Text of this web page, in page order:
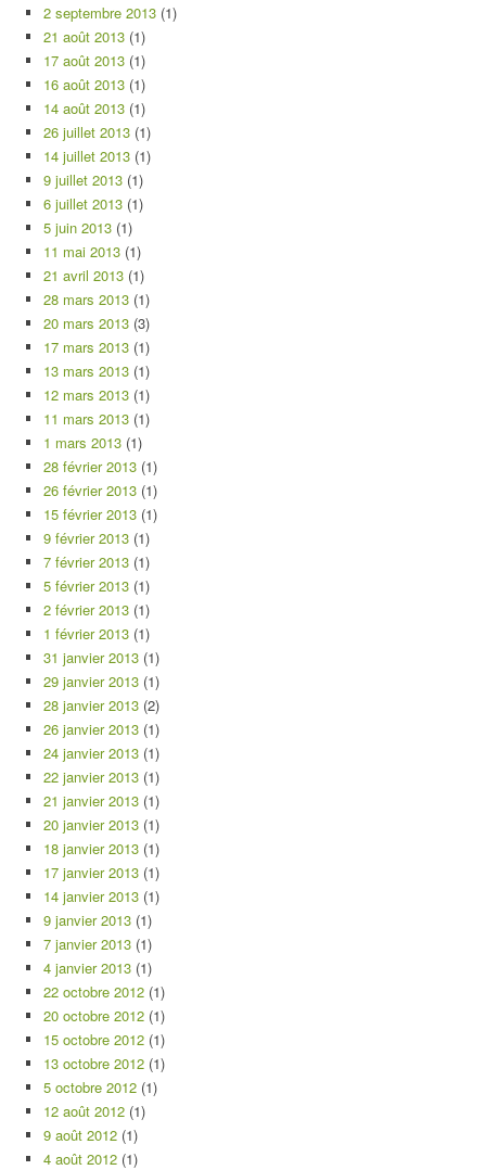
2 septembre 2013 (1)
21 août 2013 (1)
17 août 2013 (1)
16 août 2013 (1)
14 août 2013 (1)
26 juillet 2013 (1)
14 juillet 2013 (1)
9 juillet 2013 (1)
6 juillet 2013 (1)
5 juin 2013 (1)
11 mai 2013 (1)
21 avril 2013 (1)
28 mars 2013 (1)
20 mars 2013 (3)
17 mars 2013 (1)
13 mars 2013 (1)
12 mars 2013 (1)
11 mars 2013 (1)
1 mars 2013 (1)
28 février 2013 (1)
26 février 2013 (1)
15 février 2013 (1)
9 février 2013 (1)
7 février 2013 (1)
5 février 2013 (1)
2 février 2013 (1)
1 février 2013 (1)
31 janvier 2013 (1)
29 janvier 2013 (1)
28 janvier 2013 (2)
26 janvier 2013 (1)
24 janvier 2013 (1)
22 janvier 2013 (1)
21 janvier 2013 (1)
20 janvier 2013 (1)
18 janvier 2013 (1)
17 janvier 2013 (1)
14 janvier 2013 (1)
9 janvier 2013 (1)
7 janvier 2013 (1)
4 janvier 2013 (1)
22 octobre 2012 (1)
20 octobre 2012 (1)
15 octobre 2012 (1)
13 octobre 2012 (1)
5 octobre 2012 (1)
12 août 2012 (1)
9 août 2012 (1)
4 août 2012 (1)